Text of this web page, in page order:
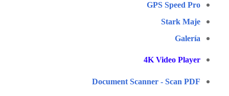
GPS Speed Pro
Stark Maje
Galería
4K Video Player
Document Scanner - Scan PDF